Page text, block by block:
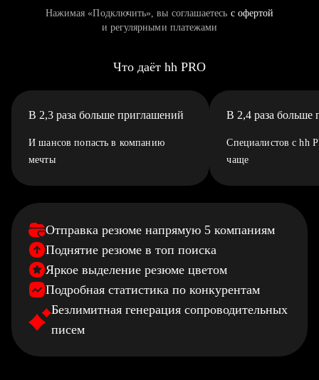
Нажимая «Подключить», вы соглашаетесь с офертой
и регулярными платежами
Что даёт hh PRO
В 2,3 раза больше приглашений
И шансов попасть в компанию
мечты
В 2,4 раза больше
Специалистов с hh
чаще
Отправка резюме напрямую 5 компаниям
Поднятие резюме в топ поиска
Яркое выделение резюме цветом
Подробная статистика по конкурентам
Безлимитная генерация сопроводительных
писем